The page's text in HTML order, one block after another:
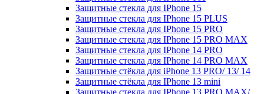
Защитные стекла для IPhone 15
Защитные стекла для IPhone 15 PLUS
Защитные стекла для IPhone 15 PRO
Защитные стекла для IPhone 15 PRO MAX
Защитные стекла для IPhone 14 PRO
Защитные стекла для IPhone 14 PRO MAX
Защитные стёкла для iPhone 13 PRO/ 13/ 14
Защитные стёкла для IPhone 13 mini
Защитные стекла для IPhone 13 PRO MAX/